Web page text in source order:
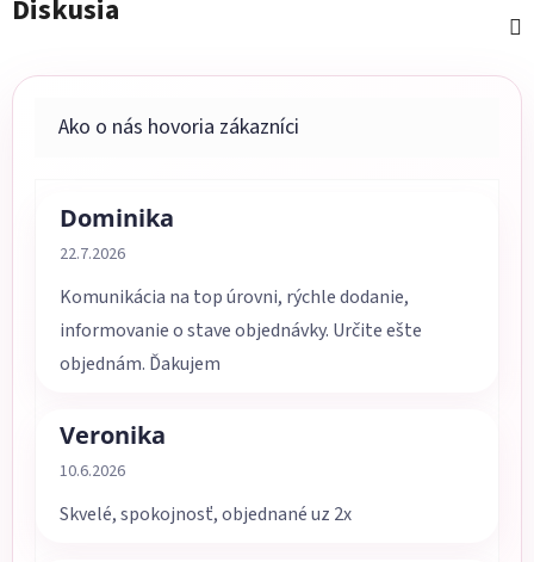
Diskusia
Dominika
Hodnotenie obchodu je 5 z 5 hviezdičiek.
22.7.2026
Komunikácia na top úrovni, rýchle dodanie,
informovanie o stave objednávky. Určite ešte
objednám. Ďakujem
Veronika
Hodnotenie obchodu je 5 z 5 hviezdičiek.
10.6.2026
Skvelé, spokojnosť, objednané uz 2x